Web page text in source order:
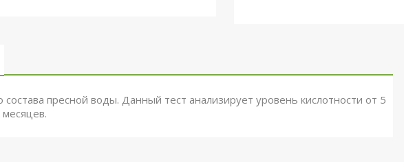
состава пресной воды. Данный тест анализирует уровень кислотности от 5